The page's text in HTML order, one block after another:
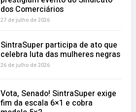
dos Comerciários
27 de julho de 2026
SintraSuper participa de ato que
celebra luta das mulheres negras
26 de julho de 2026
Vota, Senado! SintraSuper exige
fim da escala 6×1 e cobra